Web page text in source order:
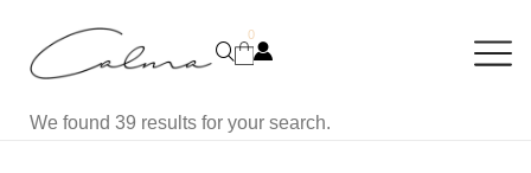
0
We found 39 results for your search.